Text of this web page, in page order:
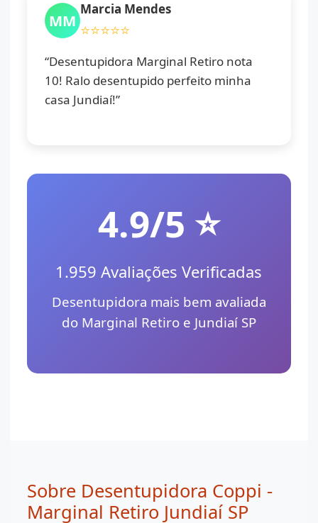
MM
Marcia Mendes
⭐⭐⭐⭐⭐
“Desentupidora Marginal Retiro nota
10! Ralo desentupido perfeito minha
casa Jundiaí!”
4.9/5 ⭐
1.959 Avaliações Verificadas
Desentupidora mais bem avaliada
do Marginal Retiro e Jundiaí SP
Sobre Desentupidora Coppi -
Marginal Retiro Jundiaí SP